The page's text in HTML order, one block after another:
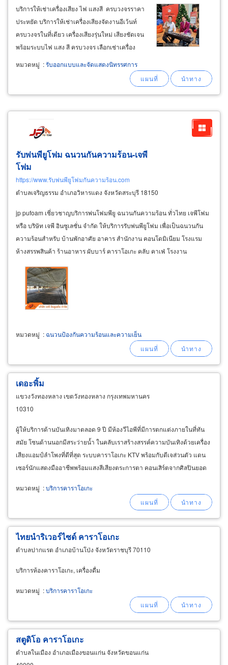
บริการให้เช่าเครื่องเสียง ไฟ แสงสี ครบวงจรราคา
ประหยัด บริการให้เช่าเครื่องเสียงจัดงานอีเว้นท์
ครบวงจรในที่เดียว เครื่องเสียงรุ่นใหม่ เสียงชัดเจน
พร้อมระบบไฟ แสง สี ครบวงจร เลือกเช่าเครื่อง
งานวันเกิดสำหรับเด็กหรือวัยทีน งานเลี้ยงจบการ
หมวดหมู่ :รับออกแบบและจัดแสดงนิทรรศการ
รับพ่นพียูโฟม ฉนวนกันความร้อน-เจพี
โฟม
https://www.รับพ่นพียูโฟมกันความร้อน.com
ตำบลเจริญธรรม อำเภอวิหารแดง จังหวัดสระบุรี 18150
jp pufoam เชี่ยวชาญบริการพ่นโฟมพียู ฉนวนกันความร้อน ทั่วไทย เจพีโฟม
หรือ บริษัท เจพี อินซูเลชั่น จำกัด ให้บริการรับพ่นพียูโฟม เพื่อเป็นฉนวนกัน
ความร้อนสำหรับ บ้านพักอาศัย อาคาร สำนักงาน คอนโดมิเนียม โรงแรม
ห้างสรรพสินค้า ร้านอาหาร ผับบาร์ คาราโอเกะ คลับ คาเฟ่ โรงงาน
หมวดหมู่ : ฉนวนป้องกันความร้อนและความเย็น
เดอะพิ้ม
แขวงวังทองหลาง เขตวังทองหลาง กรุงเทพมหานคร
10310
ผู้ให้บริการด้านบันเทิงมาตลอด 9 ปี มีห้องวีไอพีที่มีการตกแต่งภายในที่ทัน
สมัย โซนด้านนอกมีสระว่ายน้ำ ในคลับเราสร้างสรรค์ความบันเทิงด้วยเครื่อง
เสียงแอมป์ลำโพงที่ดีที่สุด ระบบคาราโอเกะ KTV พร้อมกับดีเจส่วนตัว แดน
เซอร์นักแสดงมืออาชีพพร้อมแสงสีเสียงตระการตา คอนเสิร์ตจากศิลปินยอด
หมวดหมู่ :บริการคาราโอเกะ
ไทยนำริเวอร์ไซด์ คาราโอเกะ
ตำบลปากแรต อำเภอบ้านโป่ง จังหวัดราชบุรี 70110
บริการห้องคาราโอเกะ, เครื่องดื่ม
หมวดหมู่ :บริการคาราโอเกะ
สตูดิโอ คาราโอเกะ
ตำบลในเมือง อำเภอเมืองขอนแก่น จังหวัดขอนแก่น